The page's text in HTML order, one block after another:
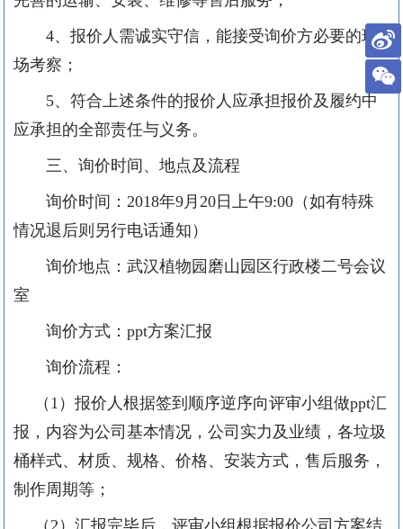
4、报价人需诚实守信，能接受询价方必要的现
场考察；
5、符合上述条件的报价人应承担报价及履约中
应承担的全部责任与义务。
三、询价时间、地点及流程
询价时间： 2018年9 月 20日上午9:00 （如有特殊
情况退后则另行电话通知）
询价地点：武汉植物园磨山园区行政楼二号会议
室
询价方式： ppt方案汇报
询价流程：
（ 1 ）报价人根据签到顺序逆序向评审小组做ppt汇
报，内容为公司基本情况，公司实力及业绩，各垃圾
桶样式、材质、规格、价格、安装方式，售后服务，
制作周期等；
（ 2 ）汇报完毕后，评审小组根据报价公司方案结